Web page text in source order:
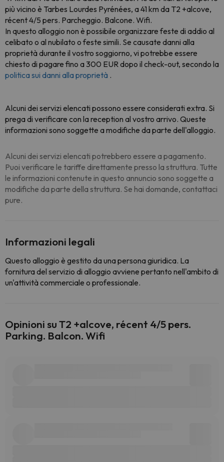
più vicino è Tarbes Lourdes Pyrénées, a 41 km da T2 +alcove,
récent 4/5 pers. Parcheggio. Balcone. Wifi.
In questo alloggio non è possibile organizzare feste di addio al
celibato o al nubilato o feste simili. Se causate danni alla
proprietà durante il vostro soggiorno, vi potrebbe essere
chiesto di pagare fino a 300 EUR dopo il check-out, secondo la
politica sui danni alla proprietà .
Alcuni dei servizi elencati possono essere considerati extra. Si
prega di verificare con la reception al vostro arrivo. Queste
informazioni sono soggette a modifiche da parte dell'alloggio.
Alcuni dei servizi elencati potrebbero essere a pagamento.
Puoi verificare le tariffe direttamente presso la struttura. Tutte
le informazioni contenute in questo annuncio sono soggette a
modifiche da parte della struttura. Se hai domande, contattaci
pure.
Informazioni legali
Questo alloggio è gestito da una persona giuridica. La
fornitura del servizio di alloggio avviene pertanto nell'ambito di
un'attività commerciale o professionale.
Opinioni su T2 +alcove, récent 4/5 pers.
Parking. Balcon. Wifi